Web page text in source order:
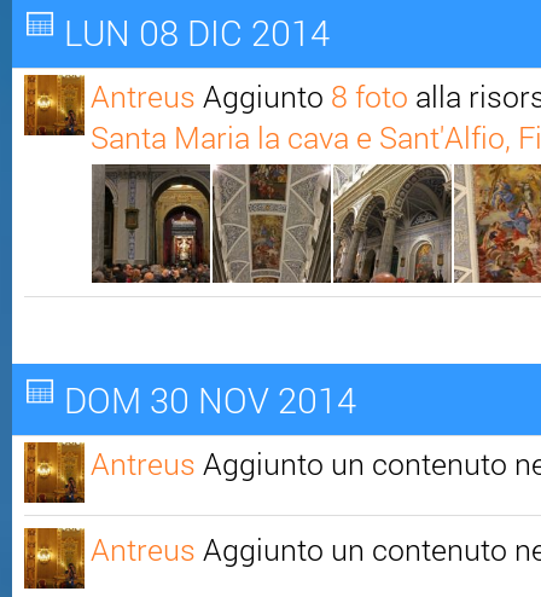
LUN 08 DIC 2014
Antreus Aggiunto 8 foto alla
Santa Maria la cava e Sant'Alfio,
DOM 30 NOV 2014
Antreus Aggiunto un contenuto
Antreus Aggiunto un contenuto